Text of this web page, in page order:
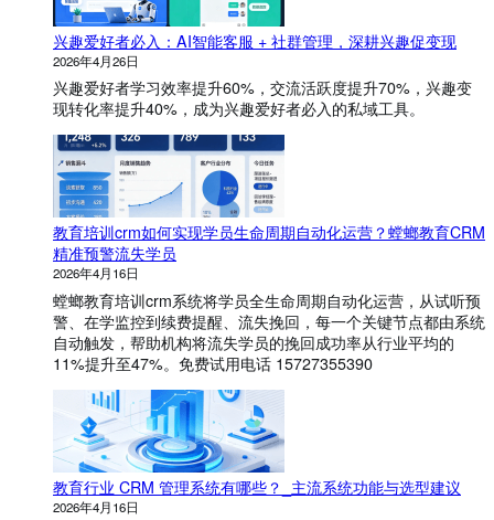
能
管
理
系
统
哪
些
功
能
？
兴趣爱好者必入：AI智能客服 + 社群管理，深耕兴趣促变现
2026年4月26日
兴趣爱好者学习效率提升60%，交流活跃度提升70%，兴趣变
现转化率提升40%，成为兴趣爱好者必入的私域工具。
教育培训crm如何实现学员生命周期自动化运营？螳螂教育CRM
精准预警流失学员
2026年4月16日
螳螂教育培训crm系统将学员全生命周期自动化运营，从试听预
警、在学监控到续费提醒、流失挽回，每一个关键节点都由系统
自动触发，帮助机构将流失学员的挽回成功率从行业平均的
11%提升至47%。免费试用电话 15727355390
教育行业 CRM 管理系统有哪些？_主流系统功能与选型建议
2026年4月16日